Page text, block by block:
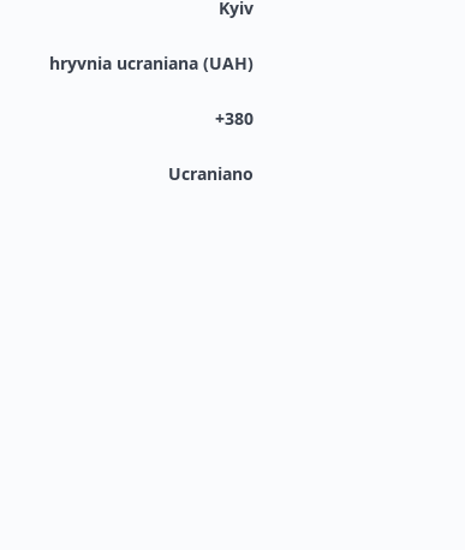
Kyiv
hryvnia ucraniana (UAH)
+380
Ucraniano